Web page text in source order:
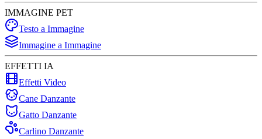
IMMAGINE PET
Testo a Immagine
Immagine a Immagine
EFFETTI IA
Effetti Video
Cane Danzante
Gatto Danzante
Carlino Danzante